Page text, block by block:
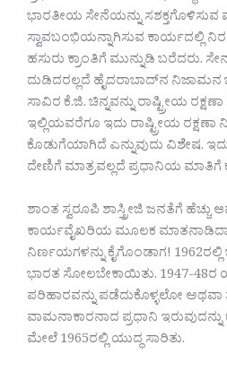
ಭಾರತೀಯ ಸೇನೆಯನ್ನು ಸಶಕ್ತಗೊಳಿಸುವ
ಸ್ವಾವಬಂಭಿಯನ್ನಾಗಿಸುವ ಕಾರ್ಯದಲ್ಲಿ
ಹಸುರು ಕ್ರಾಂತಿಗೆ ಮುನ್ನುಡಿ ಬರೆದರು.
ದುಡಿದರಲ್ಲದೆ ಹೈದರಾಬಾದ್‌ನ
ಸಾವಿರ ಕೆ.ಜಿ. ಚಿನ್ನವನ್ನು ರಾಷ್ಟ್ರೀಯ
ಇಲ್ಲಿಯವರೆಗೂ ಇದು ರಾಷ್ಟ್ರೀಯ ರಕ್ಷಣಾ
ಕೊಡುಗೆಯಾಗಿದೆ ಎನ್ನುವುದು ವಿಶೇಷ.
ದೇಣಿಗೆ ಮಾತ್ರವಲ್ಲದೆ ಪ್ರಧಾನಿಯ ಮಾತಿಗೆ
ಶಾಂತ ಸ್ವರೂಪಿ ಶಾಸ್ತ್ರೀಜಿ ಜನತೆಗೆ ಹೆಚ್ಚು
ಕಾರ್ಯವೈಖರಿಯ ಮೂಲಕ
ನಿರ್ಣಯಗಳನ್ನು ಕೈಗೊಂಡಾಗ! 1962ರಲ್ಲಿ
ಭಾರತ ಸೋಲಬೇಕಾಯಿತು. 1947-48ರ
ಪರಿಹಾರವನ್ನು ಪಡೆದುಕೊಳ್ಳಲೋ ಅಥವಾ
ವಾಮನಾಕಾರನಾದ ಪ್ರಧಾನಿ
ಮೇಲೆ 1965ರಲ್ಲಿ ಯುದ್ಧ ಸಾರಿತು.